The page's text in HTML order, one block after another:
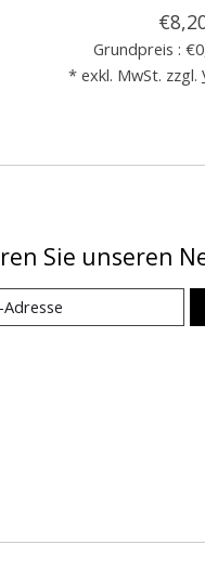
Grundpreis :
* exkl. MwSt. zzgl.
Sie unseren